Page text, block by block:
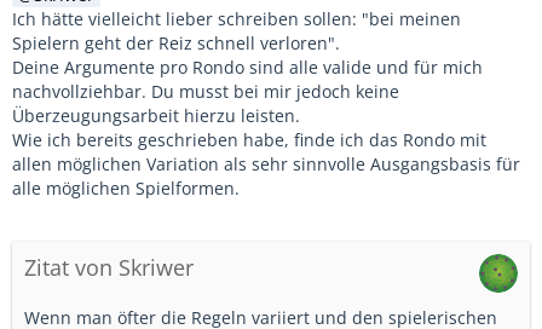
Ich hätte vielleicht lieber schreiben sollen: "bei meinen
Spielern geht der Reiz schnell verloren".
Deine Argumente pro Rondo sind alle valide und für mich
nachvollziehbar. Du musst bei mir jedoch keine
Überzeugungsarbeit hierzu leisten.
Wie ich bereits geschrieben habe, finde ich das Rondo mit
allen möglichen Variation als sehr sinnvolle Ausgangsbasis für
alle möglichen Spielformen.
Zitat von Skriwer
Wenn man öfter die Regeln variiert und den spielerischen